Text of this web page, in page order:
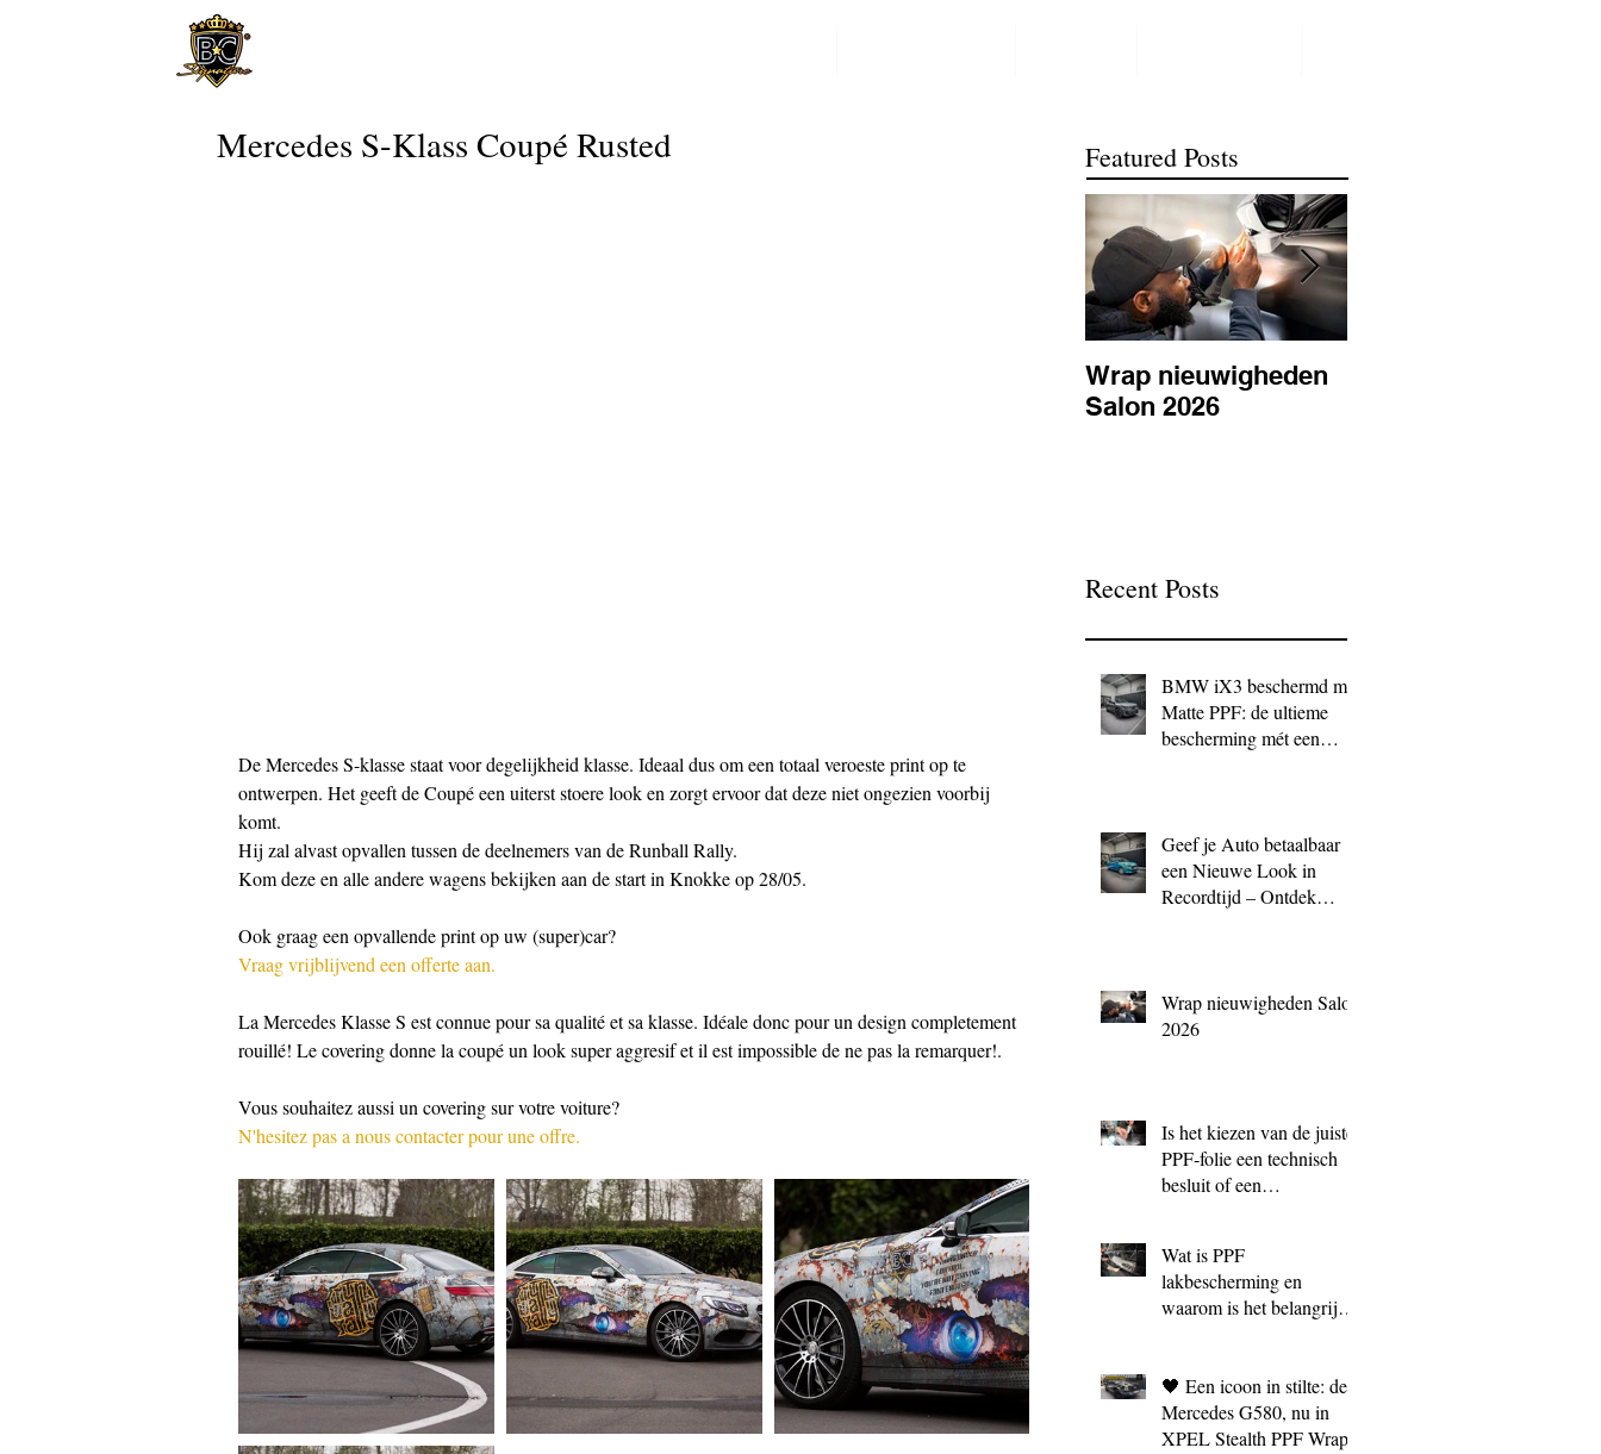
Mercedes S-Klass Coupé Rusted
De Mercedes S-klasse staat voor degelijkheid klasse. Ideaal dus om een totaal veroeste print op te
ontwerpen. Het geeft de Coupé een uiterst stoere look en zorgt ervoor dat deze niet ongezien voorbij
komt.
Hij zal alvast opvallen tussen de deelnemers van de Runball Rally.
Kom deze en alle andere wagens bekijken aan de start in Knokke op 28/05.
Ook graag een opvallende print op uw (super)car?
Vraag vrijblijvend een offerte aan.
La Mercedes Klasse S est connue pour sa qualité et sa klasse. Idéale donc pour un design completement
rouillé! Le covering donne la coupé un look super aggresif et il est impossible de ne pas la remarquer!.
Vous souhaitez aussi un covering sur votre voiture?
N'hesitez pas a nous contacter pour une offre.
Featured Posts
Wrap nieuwigheden
Salon 2026
Recent Posts
BMW iX3 beschermd met
Matte PPF: de ultieme
bescherming mét een
Geef je Auto betaalbaar
een Nieuwe Look in
Recordtijd – Ontdek
Wrap nieuwigheden Salon
2026
Is het kiezen van de juiste
PPF‑folie een technisch
besluit of een
Wat is PPF
lakbescherming en
waarom is het belangrijk?
🖤 Een icoon in stilte: de
Mercedes G580, nu in
XPEL Stealth PPF Wrap